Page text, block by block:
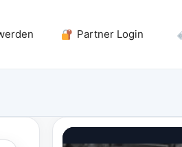
Partner Login